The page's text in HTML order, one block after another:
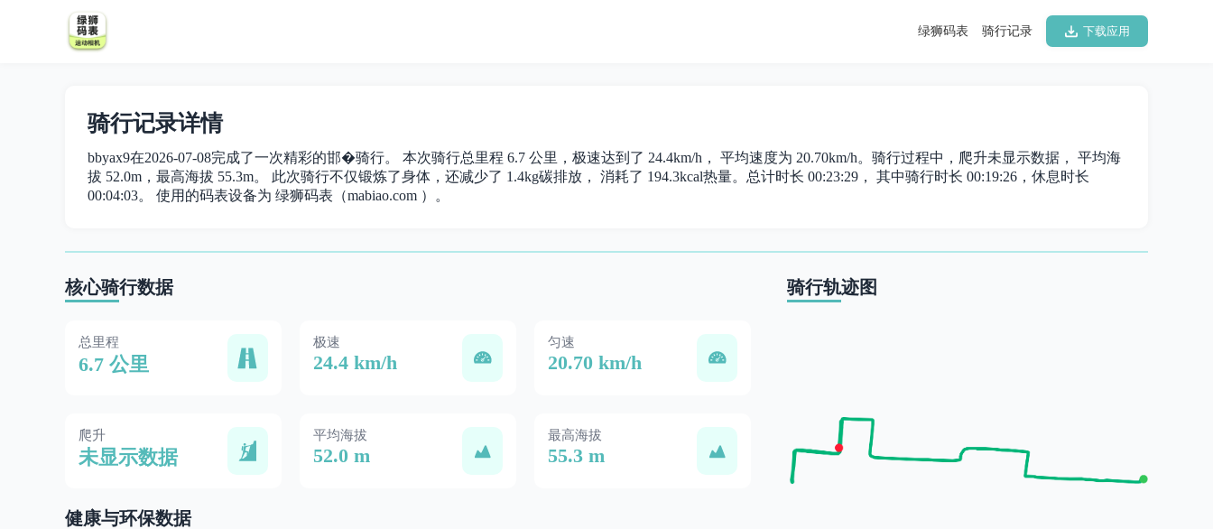
下载应用
骑行记录
绿狮码表
骑行记录详情
bbyax9在2026-07-08完成了一次精彩的邯�骑行。 本次骑行总里程 6.7 公里，极速达到了 24.4km/h， 平均速度为 20.70km/h。骑行过程中，爬升未显示数据， 平均海
拔 52.0m，最高海拔 55.3m。 此次骑行不仅锻炼了身体，还减少了 1.4kg碳排放， 消耗了 194.3kcal热量。总计时长 00:23:29， 其中骑行时长 00:19:26，休息时长
00:04:03。 使用的码表设备为 绿狮码表（mabiao.com ）。
核心骑行数据
总里程
6.7 公里
极速
24.4 km/h
匀速
20.70 km/h
爬升
未显示数据
平均海拔
52.0 m
最高海拔
55.3 m
健康与环保数据
骑行轨迹图